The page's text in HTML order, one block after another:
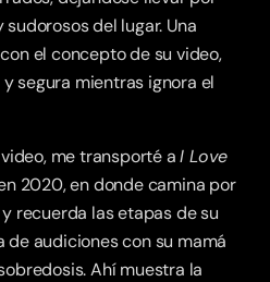
del lugar. Una
el concepto de su video,
segura mientras ignora el
me transporté a I Love
2020, en donde camina por
recuerda las etapas de su
de audiciones con su mamá
Ahí muestra la